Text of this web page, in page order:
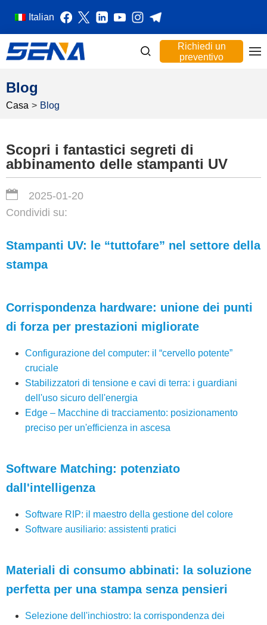
Italian
Richiedi un
preventivo
Blog
Casa > Blog
Scopri i fantastici segreti di
abbinamento delle stampanti UV
2025-01-20
Condividi su:
Stampanti UV: le “tuttofare” nel settore della
stampa
Corrispondenza hardware: unione dei punti
di forza per prestazioni migliorate
Configurazione del computer: il “cervello potente”
cruciale
Stabilizzatori di tensione e cavi di terra: i guardiani
dell'uso sicuro dell'energia
Edge – Macchine di tracciamento: posizionamento
preciso per un'efficienza in ascesa
Software Matching: potenziato
dall'intelligenza
Software RIP: il maestro della gestione del colore
Software ausiliario: assistenti pratici
Materiali di consumo abbinati: la soluzione
perfetta per una stampa senza pensieri
Selezione dell'inchiostro: la corrispondenza dei